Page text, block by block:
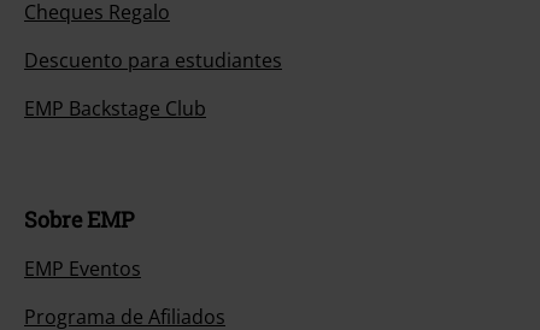
Cheques Regalo
Descuento para estudiantes
EMP Backstage Club
Sobre EMP
EMP Eventos
Programa de Afiliados